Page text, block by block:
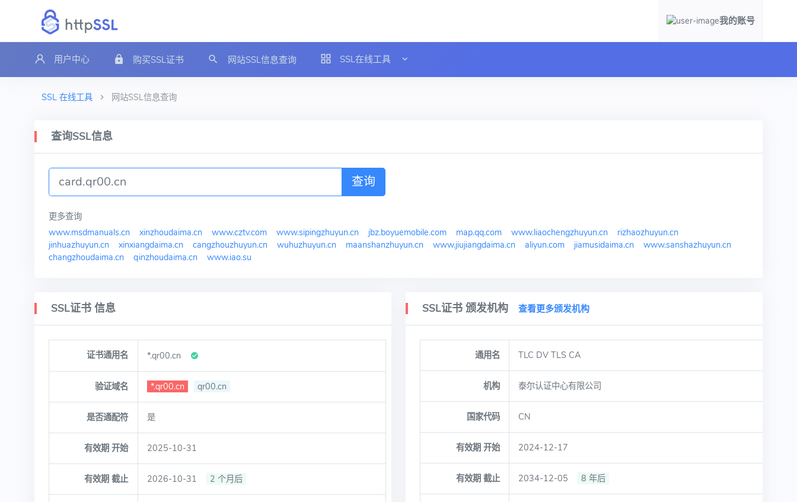
我的账号
用户中心 购买SSL证书 网站SSL信息查询 SSL在线工具
SSL 在线工具 网站SSL信息查询
查询SSL信息
查询
更多查询
www.msdmanuals.cn
xinzhoudaima.cn www.cztv.com www.sipingzhuyun.cn jbz.boyuemobile.com map.qq.com www.liaochengzhuyun.cn
rizhaozhuyun.cn
jinhuazhuyun.cn
xinxiangdaima.cn cangzhouzhuyun.cn wuhuzhuyun.cn maanshanzhuyun.cn www.jiujiangdaima.cn aliyun.com jiamusidaima.cn
www.sanshazhuyun.cn
changzhoudaima.cn
qinzhoudaima.cn www.iao.su
SSL证书 信息
证书通用名 *.qr00.cn
验证域名 *.qr00.cn qr00.cn
是否通配符 是
有效期 开始 2025-10-31
有效期 截止 2026-10-31 2 个月后
SSL证书 颁发机构 查看更多颁发机构
通用名 TLC DV TLS CA
机构 泰尔认证中心有限公司
国家代码 CN
有效期 开始 2024-12-17
有效期 截止 2034-12-05 8 年后